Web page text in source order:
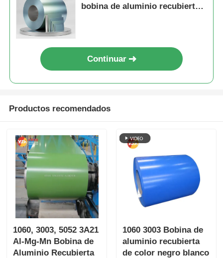
bobina de aluminio recubierto
Continuar
Productos recomendados
1060, 3003, 5052 3A21
Al-Mg-Mn Bobina de
Aluminio Recubierta
1060 3003 Bobina de
aluminio recubierta
de color negro blanco